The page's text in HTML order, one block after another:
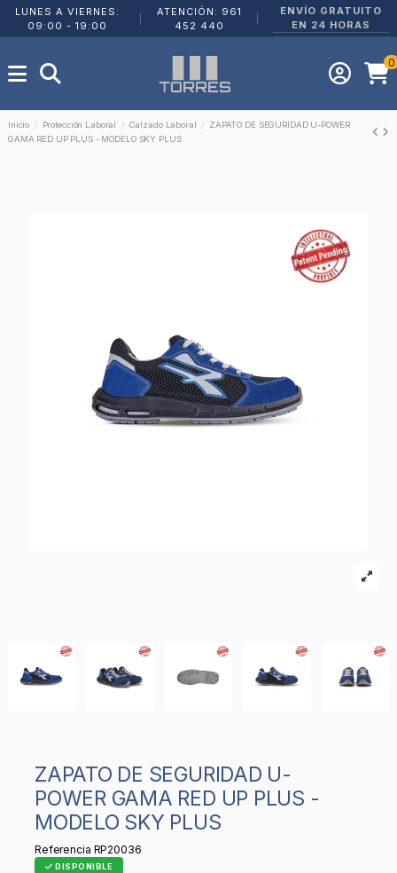
LUNES A VIERNES:
09:00 - 19:00
ATENCIÓN: 961
452 440
ENVÍO GRATUITO
EN 24 HORAS
0
Inicio Protección Laboral Calzado Laboral
ZAPATO DE SEGURIDAD U-POWER
GAMA RED UP PLUS - MODELO SKY PLUS
ZAPATO DE SEGURIDAD U-
POWER GAMA RED UP PLUS -
MODELO SKY PLUS
Referencia RP20036
DISPONIBLE